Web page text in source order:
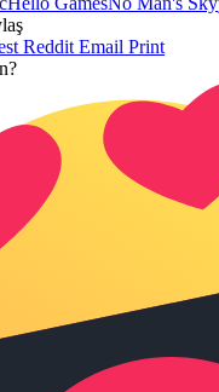
Reddit Email Print